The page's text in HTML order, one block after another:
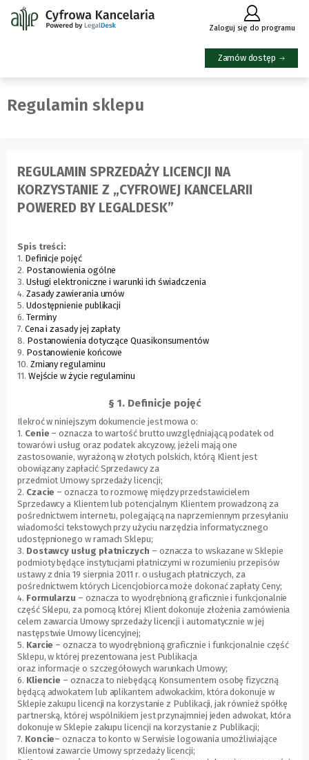
Zaloguj się do programu
(Link
innej
strony)
Zamów dostęp
Regulamin sklepu
REGULAMIN SPRZEDAŻY LICENCJI NA
KORZYSTANIE Z „CYFROWEJ KANCELARII
POWERED BY LEGALDESK”
Spis treści:
1. Definicje pojęć
2. Postanowienia ogólne
3. Usługi elektroniczne i warunki ich świadczenia
4. Zasady zawierania umów
5. Udostępnienie publikacji
6. Terminy
7. Cena i zasady jej zapłaty
8. Postanowienia dotyczące Quasikonsumentów
9. Postanowienie końcowe
10. Zmiany regulaminu
11. Wejście w życie regulaminu
§ 1. Definicje pojęć
Ilekroć w niniejszym dokumencie jest mowa o:
1. Cenie – oznacza to wartość brutto uwzględniającą podatek od
towarów i usług oraz podatek akcyzowy, jeżeli mają one
zastosowanie, wyrażoną w złotych polskich, którą Klient jest
obowiązany zapłacić Sprzedawcy za
przedmiot Umowy sprzedaży licencji;
2. Czacie – oznacza to rozmowę między przedstawicielem
Sprzedawcy a Klientem lub potencjalnym Klientem prowadzoną za
pośrednictwem internetu, polegającą na naprzemiennym przesyłaniu
wiadomości tekstowych przy użyciu narzędzia informatycznego
udostępnionego w ramach Sklepu;
3. Dostawcy usług płatniczych – oznacza to wskazane w Sklepie
podmioty będące instytucjami płatniczymi w rozumieniu przepisów
ustawy z dnia 19 sierpnia 2011 r. o usługach płatniczych, za
pośrednictwem których Licencjobiorca może dokonać zapłaty Ceny;
4. Formularzu – oznacza to wyodrębnioną graficznie i funkcjonalnie
część Sklepu, za pomocą której Klient dokonuje złożenia zamówienia
celem zawarcia Umowy sprzedaży licencji i automatycznie w jej
następstwie Umowy licencyjnej;
5. Karcie – oznacza to wyodrębnioną graficznie i funkcjonalnie część
Sklepu, w której prezentowana jest Publikacja
oraz informacje o szczegółowych warunkach Umowy;
6. Kliencie – oznacza to niebędącą Konsumentem osobę fizyczną
będącą adwokatem lub aplikantem adwokackim, która dokonuje w
Sklepie zakupu licencji na korzystanie z Publikacji, jak również spółkę
partnerską, której wspólnikiem jest przynajmniej jeden adwokat, która
dokonuje w Sklepie zakupu licencji na korzystanie z Publikacji;
7. Koncie– oznacza to konto w Serwisie logowania umożliwiające
Klientowi zawarcie Umowy sprzedaży licencji;